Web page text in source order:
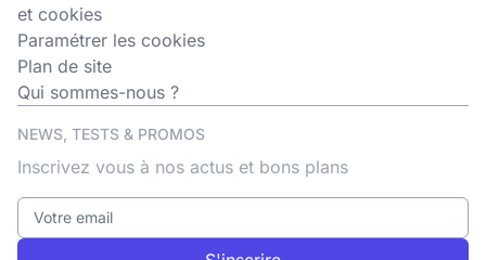
et cookies
Paramétrer les cookies
Plan de site
Qui sommes-nous ?
NEWS, TESTS & PROMOS
Inscrivez vous à nos actus et bons plans